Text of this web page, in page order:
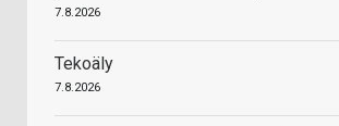
7.8.2026
Tekoäly
7.8.2026